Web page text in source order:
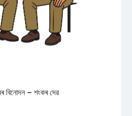
বিনোদন – শংকৰ দেৱ